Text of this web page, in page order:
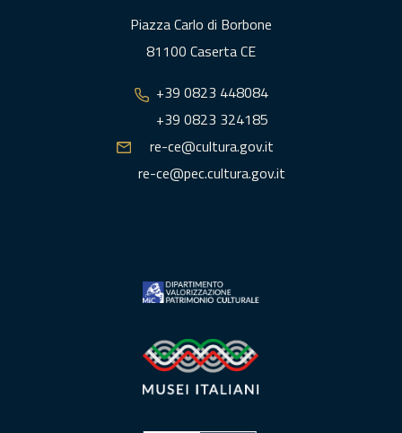
Piazza Carlo di Borbone
81100 Caserta CE
+39 0823 448084
+39 0823 324185
re-ce@cultura.gov.it
re-ce@pec.cultura.gov.it